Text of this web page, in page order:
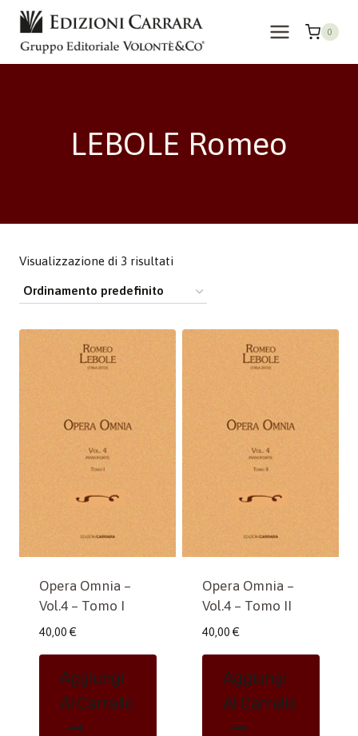
Salta
contenuto
0
LEBOLE Romeo
Visualizzazione di 3 risultati
Opera Omnia –
Vol.4 – Tomo I
40,00 €
Aggiungi
Al Carrello
Opera Omnia –
Vol.4 – Tomo II
40,00 €
Aggiungi
Al Carrello